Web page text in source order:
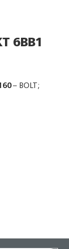
6BB1
– BOLT;